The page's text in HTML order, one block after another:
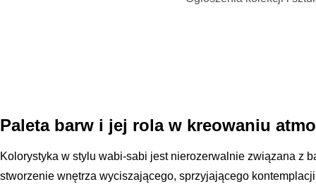
Paleta barw i jej rola w kreowaniu
Kolorystyka w stylu wabi-sabi jest nierozerwalnie związana z
stworzenie wnętrza wyciszającego, sprzyjającego